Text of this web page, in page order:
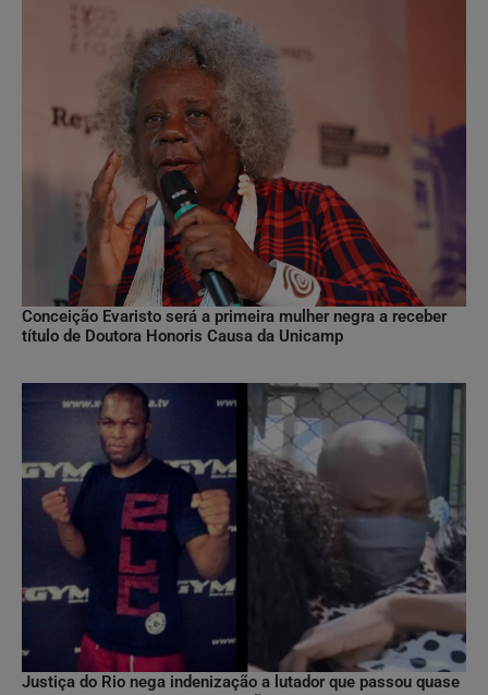
Conceição Evaristo será a primeira mulher negra a receber
título de Doutora Honoris Causa da Unicamp
Justiça do Rio nega indenização a lutador que passou quase